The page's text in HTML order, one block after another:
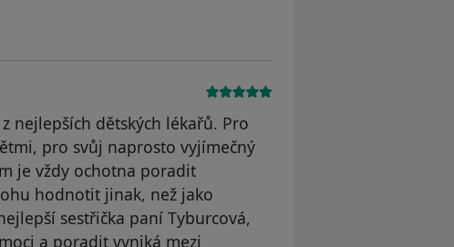
nejlepších dětských lékařů. Pro
pro svůj naprosto vyjímečný
je vždy ochotna poradit
hodnotit jinak, než jako
sestřička paní Tyburcová,
a poradit vyniká mezi